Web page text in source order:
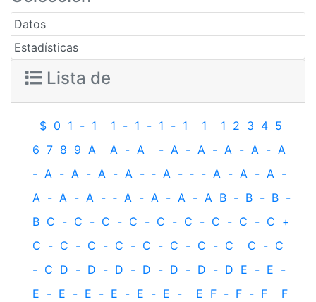
Datos
Estadísticas
Lista de
$ 0 1 - 1 1 - 1 - 1 - 1 1 1 2 3 4 5
6 7 8 9 A A - A - A - A - A - A - A
- A - A - A - A - ‐ A - ‐ - A - A - A -
A - A - A - ‐ A - A - A - A B - B - B -
B C - C - C - C - C - C - C - C - C +
C - C - C - C - C - C - C - C C - C
- C D - D - D - D - D - D - D E - E -
E - E - E - E - E - E - E F - F - F
F